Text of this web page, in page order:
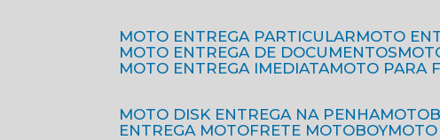
MOTO ENTREGA PARTICULAR
MOTO
MOTO ENTREGA DE DOCUMENTOS
MOTO ENTREGA IMEDIATA
MOTO PARA
MOTO DISK ENTREGA NA PENHA
ENTREGA MOTO
FRETE MOTOBOY